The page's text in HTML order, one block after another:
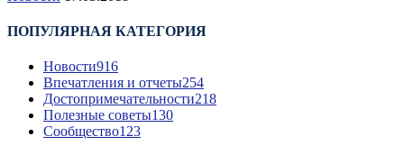
ПОПУЛЯРНАЯ КАТЕГОРИЯ
Новости916
Впечатления и отчеты254
Достопримечательности218
Полезные советы130
Сообщество123